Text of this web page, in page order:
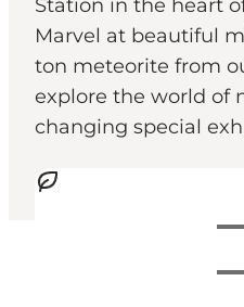
Station in the heart
Marvel at beautiful
ton meteorite from
explore the world of
changing special
Voir les horaires
Horaires d’ouverture